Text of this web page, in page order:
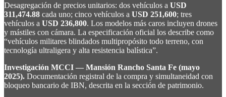
Desagregación de precios unitarios: dos vehículos a USD
311,474.88 cada uno; cinco vehículos a USD 251,600; tres
vehículos a USD 236,800. Los modelos más caros incluyen drones
y mástiles con cámara. La especificación oficial los describe como
“vehículos militares blindados multipropósito todo terreno, con
tecnología ultraligera y alta resistencia balística”.
Investigación MCCI — Mansión Rancho Santa Fe (mayo
2025). Documentación registral de la compra y simultaneidad con
bloqueo bancario de IBN, descrita en la sección de patrimonio.